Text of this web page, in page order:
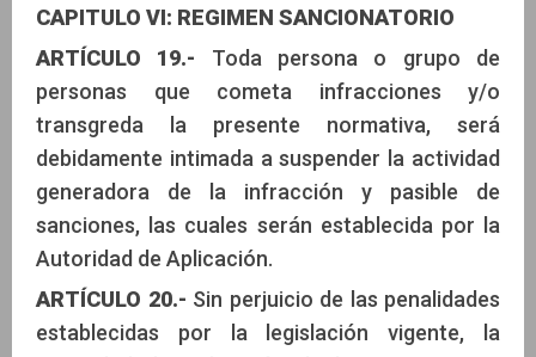
CAPITULO VI: REGIMEN SANCIONATORIO
ARTÍCULO 19.- Toda persona o grupo de
personas que cometa infracciones y/o
transgreda la presente normativa, será
debidamente intimada a suspender la actividad
generadora de la infracción y pasible de
sanciones, las cuales serán establecida por la
Autoridad de Aplicación.
ARTÍCULO 20.- Sin perjuicio de las penalidades
establecidas por la legislación vigente, la